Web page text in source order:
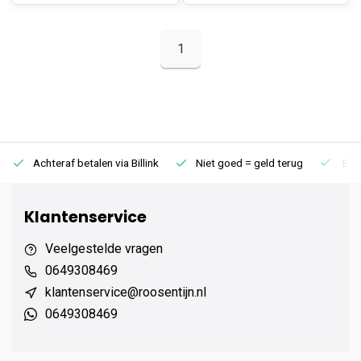
1
Achteraf betalen via Billink Niet goed = geld terug
Klantenservice
Veelgestelde vragen
0649308469
klantenservice@roosentijn.nl
0649308469